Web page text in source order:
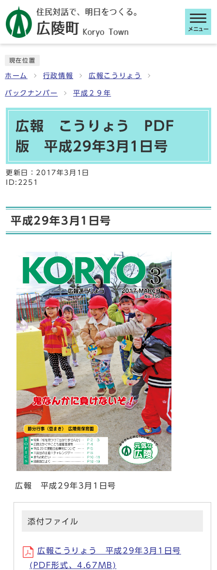
メニュー
現在位置
ホーム 行政情報 広報こうりょう
バックナンバー 平成２９年
広報 こうりょう PDF
版 平成29年3月1日号
更新日： 2017年3月1日
ID:2251
平成29年3月1日号
広報 平成29年3月1日号
添付ファイル
広報こうりょう 平成29年3月1日号
(PDF形式、4.67MB)